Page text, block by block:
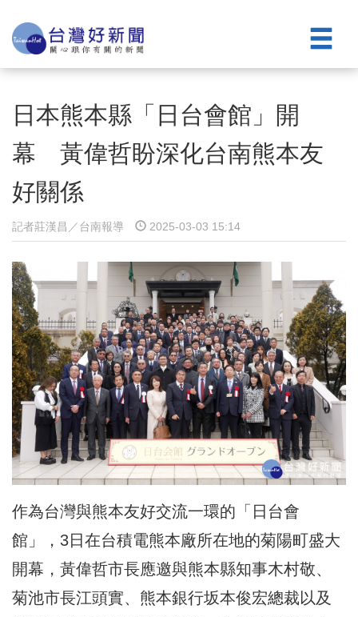
日本熊本縣「日台會館」開
幕 黃偉哲盼深化台南熊本友
好關係
記者莊漢昌／台南報導 2025-03-03 15:14
作為台灣與熊本友好交流一環的「日台會
館」，3日在台積電熊本廠所在地的菊陽町盛大
開幕，黃偉哲市長應邀與熊本縣知事木村敬、
菊池市長江頭實、熊本銀行坂本俊宏總裁以及